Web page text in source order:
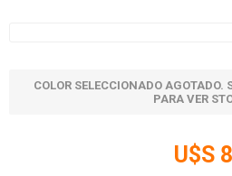
COLOR SELECCIONADO AGOTADO.
PARA VER
U$S 8